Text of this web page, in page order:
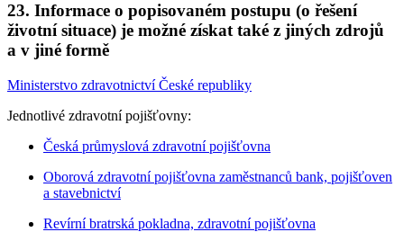
23. Informace o popisovaném postupu (o řešení
životní situace) je možné získat také z jiných zdrojů
a v jiné formě
Ministerstvo zdravotnictví České republiky
Jednotlivé zdravotní pojišťovny:
Česká průmyslová zdravotní pojišťovna
Oborová zdravotní pojišťovna zaměstnanců bank, pojišťoven
a stavebnictví
Revírní bratrská pokladna, zdravotní pojišťovna